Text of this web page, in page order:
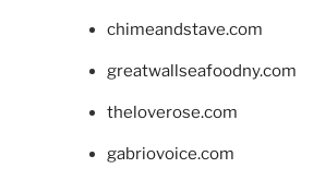
chimeandstave.com
greatwallseafoodny.com
theloverose.com
gabriovoice.com